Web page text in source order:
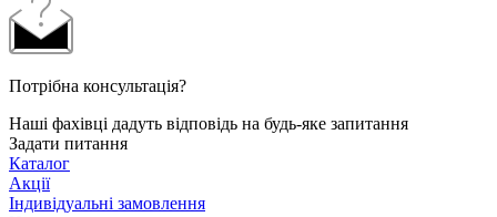
Потрібна консультація?
Наші фахівці дадуть відповідь на будь-яке запитання
Задати питання
Каталог
Акції
Індивідуальні замовлення